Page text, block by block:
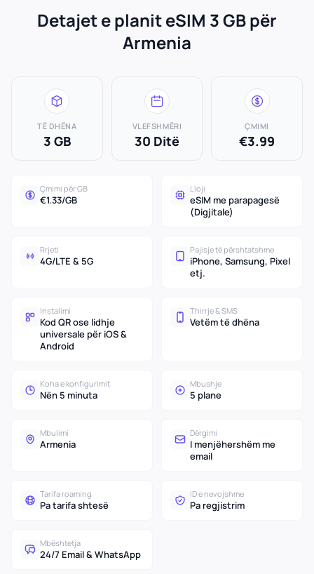
Detajet e planit eSIM 3 GB për
Armenia
TË DHËNA
3 GB
VLEFSHMËRI
30 Ditë
ÇMIMI
€3.99
Çmimi për GB
€1.33/GB
Lloji
eSIM me parapagesë
(Digjitale)
Rrjeti
4G/LTE & 5G
Pajisje të përshtatshme
iPhone, Samsung, Pixel
etj.
Instalimi
Kod QR ose lidhje
universale për iOS &
Android
Thirrje & SMS
Vetëm të dhëna
Koha e konfigurimit
Nën 5 minuta
Mbushje
5 plane
Mbulimi
Armenia
Dërgimi
I menjëhershëm me
email
Tarifa roaming
Pa tarifa shtesë
ID e nevojshme
Pa regjistrim
Mbështetja
24/7 Email & WhatsApp